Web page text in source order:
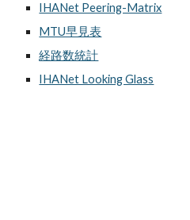
IHANet Peering-Matrix
MTU早見表
経路数統計
IHANet Looking Glass